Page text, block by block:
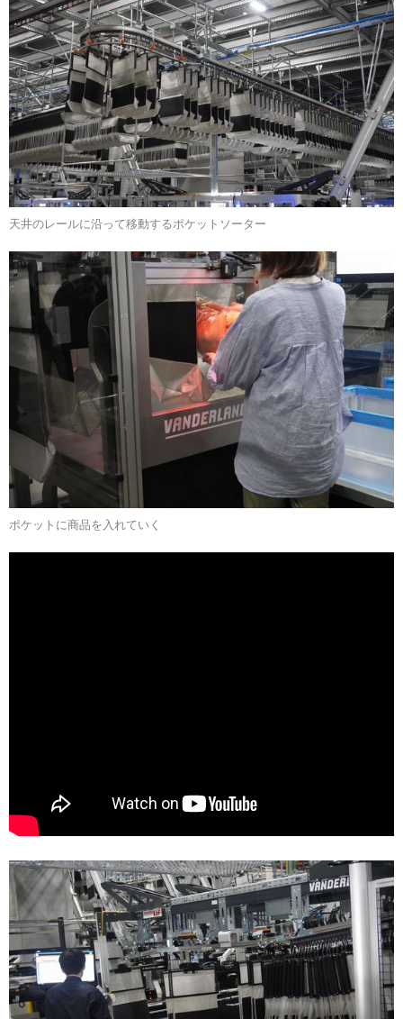
天井のレールに沿って移動するポケットソーター
ポケットに商品を入れていく